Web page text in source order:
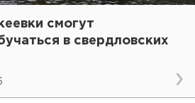
смогут
в свердловских